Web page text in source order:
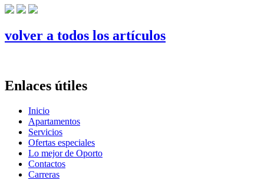
volver a todos los artículos
Enlaces útiles
Inicio
Apartamentos
Servicios
Ofertas especiales
Lo mejor de Oporto
Contactos
Carreras